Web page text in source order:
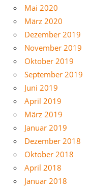
Mai 2020
März 2020
Dezember 2019
November 2019
Oktober 2019
September 2019
Juni 2019
April 2019
März 2019
Januar 2019
Dezember 2018
Oktober 2018
April 2018
Januar 2018